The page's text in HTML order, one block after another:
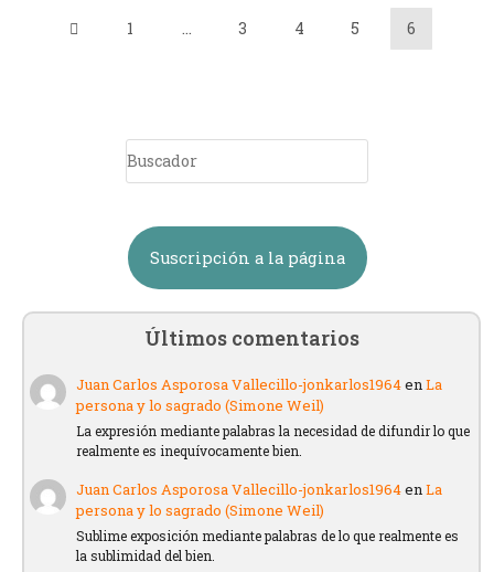
1 3 4 5 6
Suscripción a la página
Últimos comentarios
Juan Carlos Asporosa Vallecillo-jonkarlos1964enLa
persona y lo sagrado (Simone Weil)
La expresión mediante palabras la necesidad de difundir lo que
realmente es inequívocamente bien.
Juan Carlos Asporosa Vallecillo-jonkarlos1964enLa
persona y lo sagrado (Simone Weil)
Sublime exposición mediante palabras de lo que realmente es
la sublimidad del bien.